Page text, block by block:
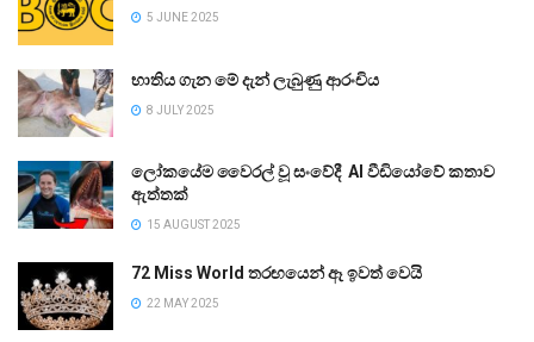
5 JUNE 2025
භාතිය ගැන මේ දැන් ලැබුණු ආරංචිය
8 JULY 2025
ලෝකයේම වෛරල් වූ සංවේදී AI වීඩියෝවේ කතාව
ඇත්තක්
15 AUGUST 2025
72 Miss World තරඟයෙන් ඈ ඉවත් වෙයි
22 MAY 2025